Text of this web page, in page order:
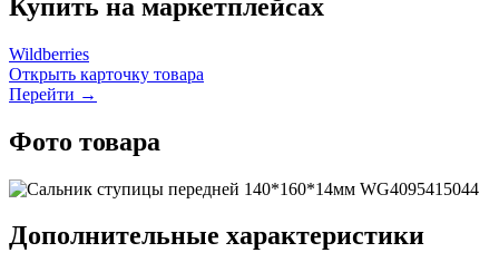
Купить на маркетплейсах
Wildberries
Открыть карточку товара
Перейти →
Фото товара
Дополнительные характеристики